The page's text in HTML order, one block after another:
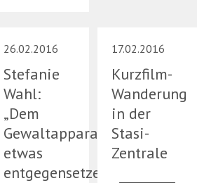
26.02.2016
Stefanie
Wahl:
„Dem
Gewaltapparat
etwas
entgegensetzen…“
17.02.2016
Kurzfilm-
Wanderung
in der
Stasi-
Zentrale